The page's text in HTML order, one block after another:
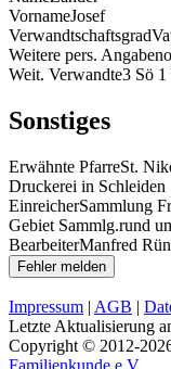
VornameJosef
Verwandtschaftsgrad
Weitere pers. Angaben
Weit. Verwandte3 Sö 1
Sonstiges
Erwähnte PfarreSt.
Druckerei in Schleiden
EinreicherSammlung
Gebiet Sammlg.rund
BearbeiterManfred
Impressum | AGB |
Letzte Aktualisierung
Copyright © 2012-
Familienkunde e.V.